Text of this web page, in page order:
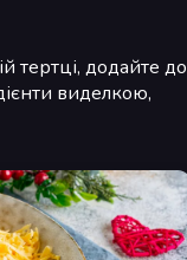
тертці, додайте до
виделкою,